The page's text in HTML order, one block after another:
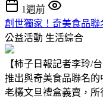
1週前
創世獨家！奇美食品
公益活動 生活綜合
【柿子日報記者李玲/
推出與奇美食品聯名
老欉文旦禮盒義賣，